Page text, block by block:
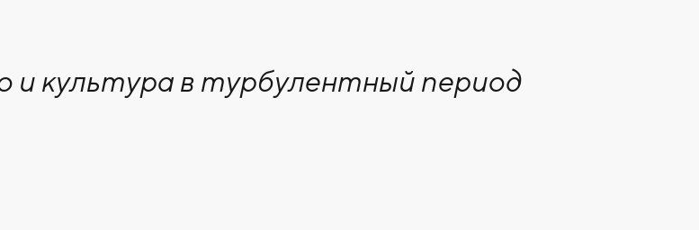
и культура в турбулентный период